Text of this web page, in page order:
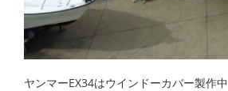
ヤンマーEX34はウインドーカバー製作